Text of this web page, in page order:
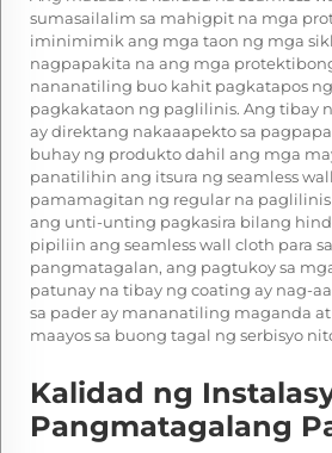
sumasailalim sa mahigpit na mga
iminimimik ang mga taon ng mga
nagpapakita na ang mga
nananatiling buo kahit pagkatapos
pagkakataon ng paglilinis. Ang tibay
ay direktang nakaaapekto sa
buhay ng produkto dahil ang mga
panatilihin ang itsura ng seamless
pamamagitan ng regular na
ang unti-unting pagkasira bilang
pipiliin ang seamless wall cloth para
pangmatagalan, ang pagtukoy sa
patunay na tibay ng coating ay nag-
sa pader ay mananatiling maganda
maayos sa buong tagal ng serbisyo
Kalidad ng
Pangmatagalang